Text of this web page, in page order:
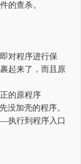
的查杀。
对程序进行保
起来了，而且原
的原程序
没加壳的程序。
执行到程序入口